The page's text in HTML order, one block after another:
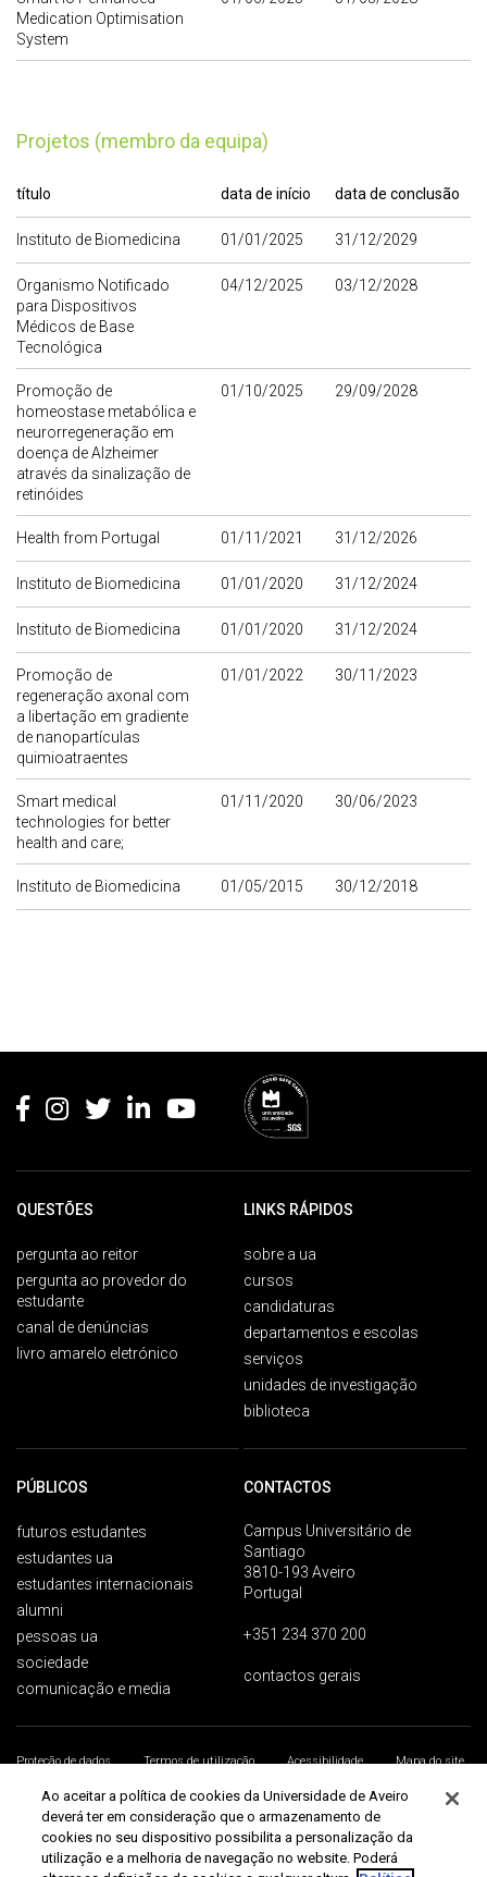
Medication Optimisation
System
Projetos (membro da equipa)
título data de início data de conclusão
Instituto de Biomedicina 01/01/2025 31/12/2029
Organismo Notificado
para Dispositivos
Médicos de Base
Tecnológica
04/12/2025 03/12/2028
Promoção de
homeostase metabólica e
neurorregeneração em
doença de Alzheimer
através da sinalização de
retinóides
01/10/2025 29/09/2028
Health from Portugal 01/11/2021 31/12/2026
Instituto de Biomedicina 01/01/2020 31/12/2024
Instituto de Biomedicina 01/01/2020 31/12/2024
Promoção de
regeneração axonal com
a libertação em gradiente
de nanopartículas
quimioatraentes
01/01/2022 30/11/2023
Smart medical
technologies for better
health and care;
01/11/2020 30/06/2023
Instituto de Biomedicina 01/05/2015 30/12/2018
QUESTÕES
pergunta ao reitor
pergunta ao provedor do
estudante
canal de denúncias
livro amarelo eletrónico
LINKS RÁPIDOS
sobre a ua
cursos
candidaturas
departamentos e escolas
serviços
unidades de investigação
biblioteca
PÚBLICOS
futuros estudantes
estudantes ua
estudantes internacionais
alumni
pessoas ua
sociedade
comunicação e media
CONTACTOS
Campus Universitário de
Santiago
3810-193 Aveiro
Portugal
+351 234 370 200
contactos gerais
Proteção de dados Termos de utilização Acessibilidade
Mapa do site
Universidade de Aveiro 2026
Ao aceitar a política de cookies da Universidade de Aveiro
deverá ter em consideração que o armazenamento de
cookies no seu dispositivo possibilita a personalização da
utilização e a melhoria de navegação no website. Poderá